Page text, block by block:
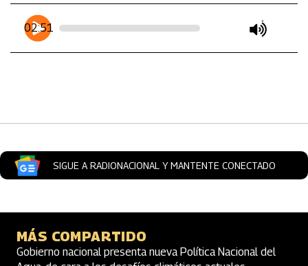
Artículos Player
Player Articulos
play
mute
02:51
SIGUE A RADIONACIONAL Y MANTENTE CONECTADO
MÁS COMPARTIDO
Gobierno nacional presenta nueva Política Nacional del